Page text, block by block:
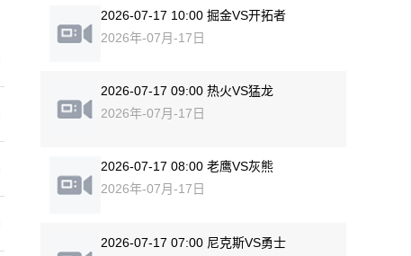
2026-07-17 10:00 掘金VS开拓者
2026年-07月-17日
2026-07-17 09:00 热火VS猛龙
2026年-07月-17日
2026-07-17 08:00 老鹰VS灰熊
2026年-07月-17日
2026-07-17 07:00 尼克斯VS勇士